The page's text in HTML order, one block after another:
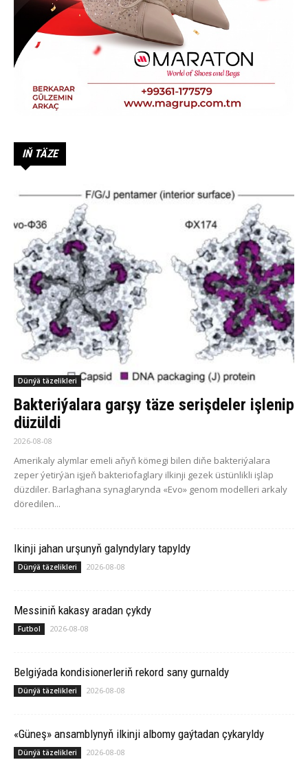
IŇ TÄZE
Dünýä täzelikleri
Bakteriýalara garşy täze serişdeler işlenip
düzüldi
2026-08-08
Amerikaly alymlar emeli aňyň kömegi bilen diňe bakteriýalara
zeper ýetirýän işjeň bakteriofaglary ilkinji gezek üstünlikli işläp
düzdiler. Barlaghana synaglarynda «Evo» genom modelleri arkaly
döredilen...
Ikinji jahan urşunyň galyndylary tapyldy
Dünýä täzelikleri 2026-08-08
Messiniň kakasy aradan çykdy
Futbol 2026-08-08
Belgiýada kondisionerleriň rekord sany gurnaldy
Dünýä täzelikleri 2026-08-08
«Güneş» ansamblynyň ilkinji albomy gaýtadan çykaryldy
Dünýä täzelikleri 2026-08-08